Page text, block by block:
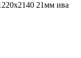
21мм ива